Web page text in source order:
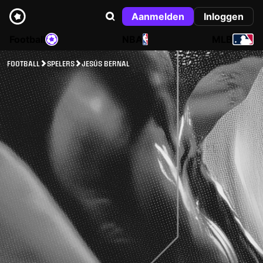
Aanmelden
Inloggen
NBA
FOOTBALL SPELERS JESÚS BERNAL